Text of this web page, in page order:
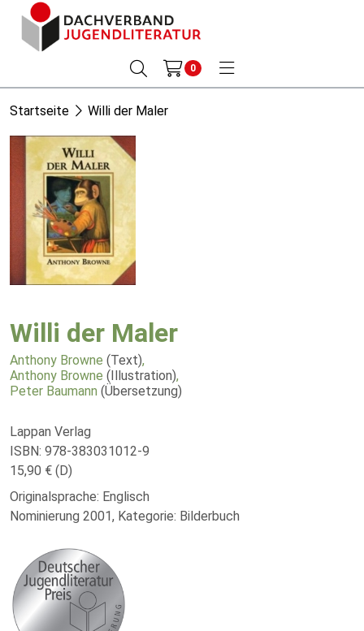
0
Startseite Willi der Maler
Willi der Maler
Anthony Browne (Text),
Anthony Browne (Illustration),
Peter Baumann (Übersetzung)
Lappan Verlag
ISBN: 978-383031012-9
15,90 € (D)
Originalsprache: Englisch
Nominierung 2001, Kategorie: Bilderbuch